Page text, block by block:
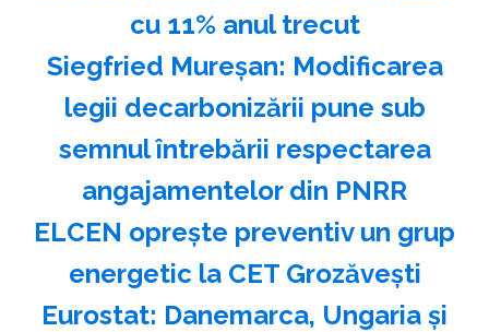
cu 11% anul trecut
Siegfried Mureşan: Modificarea
legii decarbonizării pune sub
semnul întrebării respectarea
angajamentelor din PNRR
ELCEN opreşte preventiv un grup
energetic la CET Grozăveşti
Eurostat: Danemarca, Ungaria şi